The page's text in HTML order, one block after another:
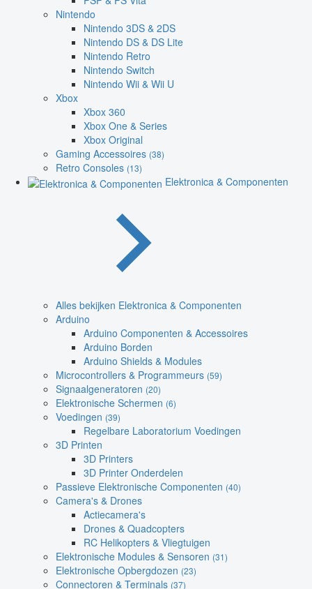
Nintendo
Nintendo 3DS & 2DS
Nintendo DS & DS Lite
Nintendo Retro
Nintendo Switch
Nintendo Wii & Wii U
Xbox
Xbox 360
Xbox One & Series
Xbox Original
Gaming Accessoires (38)
Retro Consoles (13)
Elektronica & Componenten
Alles bekijken Elektronica & Componenten
Arduino
Arduino Componenten & Accessoires
Arduino Borden
Arduino Shields & Modules
Microcontrollers & Programmeurs (59)
Signaalgeneratoren (20)
Elektronische Schermen (6)
Voedingen (39)
Regelbare Laboratorium Voedingen
3D Printen
3D Printers
3D Printer Onderdelen
Passieve Elektronische Componenten (40)
Camera's & Drones
Actiecamera's
Drones & Quadcopters
RC Helikopters & Vliegtuigen
Elektronische Modules & Sensoren (31)
Elektronische Opbergdozen (23)
Connectoren & Terminals (37)